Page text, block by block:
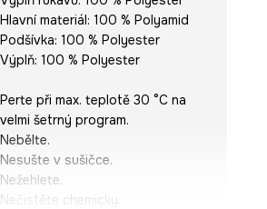
Hlavní materiál: 100 % Polyamid
Podšívka: 100 % Polyester
Výplň: 100 % Polyester
Perte při max. teplotě 30 °C na
velmi šetrný program.
Nebělte.
Nesušte v sušičce.
Nežehlete.
Nečistěte chemicky.